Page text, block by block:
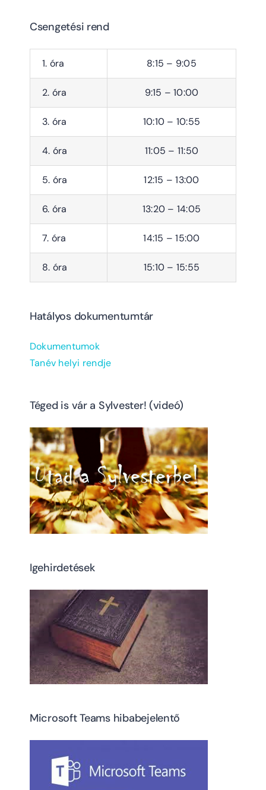
Csengetési rend
1. óra 8:15 – 9:05
2. óra 9:15 – 10:00
3. óra 10:10 – 10:55
4. óra 11:05 – 11:50
5. óra 12:15 – 13:00
6. óra 13:20 – 14:05
7. óra 14:15 – 15:00
8. óra 15:10 – 15:55
Hatályos dokumentumtár
Dokumentumok
Tanév helyi rendje
Téged is vár a Sylvester! (videó)
Igehirdetések
Microsoft Teams hibabejelentő